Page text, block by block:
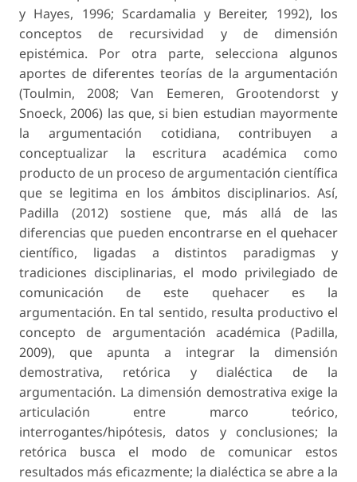
y Hayes, 1996; Scardamalia y Bereiter, 1992), los
conceptos de recursividad y de dimensión
epistémica. Por otra parte, selecciona algunos
aportes de diferentes teorías de la argumentación
(Toulmin, 2008; Van Eemeren, Grootendorst y
Snoeck, 2006) las que, si bien estudian mayormente
la argumentación cotidiana, contribuyen a
conceptualizar la escritura académica como
producto de un proceso de argumentación científica
que se legitima en los ámbitos disciplinarios. Así,
Padilla (2012) sostiene que, más allá de las
diferencias que pueden encontrarse en el quehacer
científico, ligadas a distintos paradigmas y
tradiciones disciplinarias, el modo privilegiado de
comunicación de este quehacer es la
argumentación. En tal sentido, resulta productivo el
concepto de argumentación académica (Padilla,
2009), que apunta a integrar la dimensión
demostrativa, retórica y dialéctica de la
argumentación. La dimensión demostrativa exige la
articulación entre marco teórico,
interrogantes/hipótesis, datos y conclusiones; la
retórica busca el modo de comunicar estos
resultados más eficazmente; la dialéctica se abre a la